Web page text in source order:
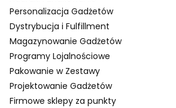
Personalizacja Gadżetów
Dystrybucja i Fulfillment
Magazynowanie Gadżetów
Programy Lojalnościowe
Pakowanie w Zestawy
Projektowanie Gadżetów
Firmowe sklepy za punkty